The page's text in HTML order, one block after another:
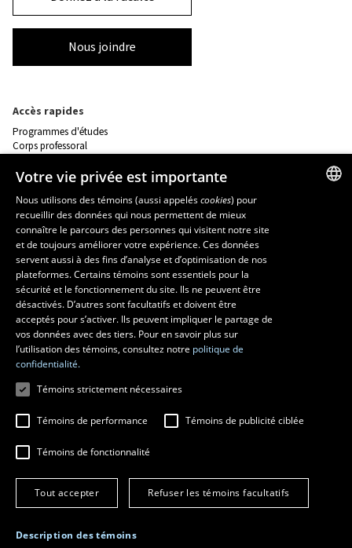
Nous joindre
Accès rapides
Programmes d'études
Corps professoral
Foire aux questions
Ressources
monPortail
MESURES D'URGENCE
Composer le 418 656-5555
© 2026 Université Laval
Fraude en ligne
Confidentialité
Votre vie privée est importante
Nous utilisons des témoins (aussi appeléscookies) pour
recueillir des données qui nous permettent de mieux
connaître le parcours des personnes qui visitent notre site
et de toujours améliorer votre expérience. Ces données
servent aussi à des fins d’analyse et d’optimisation de nos
plateformes. Certains témoins sont essentiels pour la
sécurité et le fonctionnement du site. Ils ne peuvent être
désactivés. D’autres sont facultatifs et doivent être
acceptés pour s’activer. Ils peuvent impliquer le partage de
vos données avec des tiers. Pour en savoir plus sur
l’utilisation des témoins, consultez notre politique de
confidentialité.
Témoins strictement nécessaires
Témoins de performance Témoins de publicité ciblée
Témoins de fonctionnalité
Tout accepter Refuser les témoins facultatifs
Description des témoins